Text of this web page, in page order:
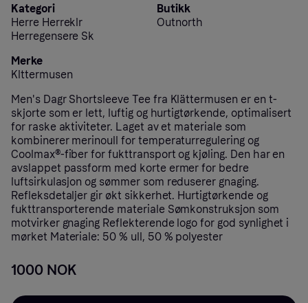
Kategori
Herre Herreklr
Herregensere Sk
Butikk
Outnorth
Merke
Klttermusen
Men's Dagr Shortsleeve Tee fra Klättermusen er en t-
skjorte som er lett, luftig og hurtigtørkende, optimalisert
for raske aktiviteter. Laget av et materiale som
kombinerer merinoull for temperaturregulering og
Coolmax®-fiber for fukttransport og kjøling. Den har en
avslappet passform med korte ermer for bedre
luftsirkulasjon og sømmer som reduserer gnaging.
Refleksdetaljer gir økt sikkerhet. Hurtigtørkende og
fukttransporterende materiale Sømkonstruksjon som
motvirker gnaging Reflekterende logo for god synlighet i
mørket Materiale: 50 % ull, 50 % polyester
1000 NOK